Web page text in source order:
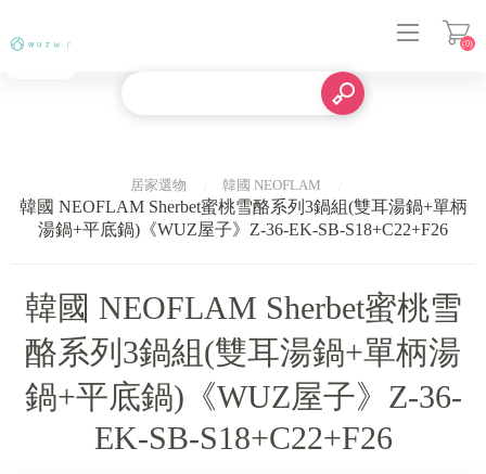
(0)
居家選物 韓國 NEOFLAM
韓國 NEOFLAM Sherbet蜜桃雪酪系列3鍋組(雙耳湯鍋+單柄
湯鍋+平底鍋)《WUZ屋子》Z-36-EK-SB-S18+C22+F26
韓國 NEOFLAM Sherbet蜜桃雪
酪系列3鍋組(雙耳湯鍋+單柄湯
鍋+平底鍋)《WUZ屋子》Z-36-
EK-SB-S18+C22+F26